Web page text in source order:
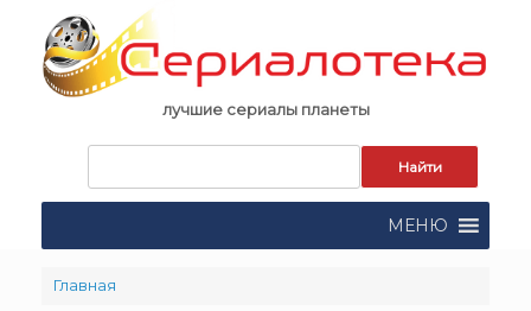
content
лучшие сериалы планеты
поиска:
МЕНЮ
Главная